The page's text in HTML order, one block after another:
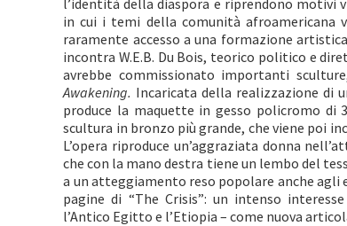
l’identità della diaspora e riprendono motivi
in cui i temi della comunità afroamericana
raramente accesso a una formazione
incontra W.E.B. Du Bois, teorico politico e
avrebbe commissionato importanti
Awakening. Incaricata della realizzazione di
produce la maquette in gesso policromo di
scultura in bronzo più grande, che viene poi
L’opera riproduce un’aggraziata donna
che con la mano destra tiene un lembo del
a un atteggiamento reso popolare anche agli
pagine di “The Crisis”: un intenso
l’Antico Egitto e l’Etiopia – come nuova